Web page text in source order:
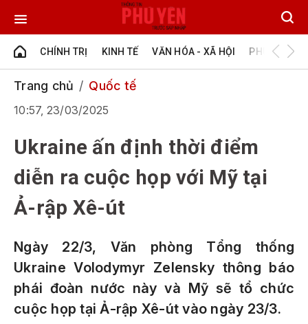
CHÍNH TRỊ KINH TẾ VĂN HÓA - XÃ HỘI PHÚ YÊN -
Trang chủ Quốc tế
10:57, 23/03/2025
Ukraine ấn định thời điểm
diễn ra cuộc họp với Mỹ tại
Ả-rập Xê-út
Ngày 22/3, Văn phòng Tổng thống
Ukraine Volodymyr Zelensky thông báo
phái đoàn nước này và Mỹ sẽ tổ chức
cuộc họp tại Ả-rập Xê-út vào ngày 23/3.